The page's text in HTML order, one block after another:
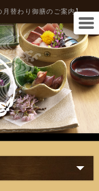
替わり御膳のご案内】